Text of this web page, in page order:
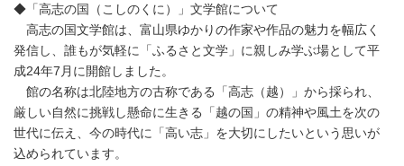
◆「高志の国（こしのくに）」文学館について
高志の国文学館は、富山県ゆかりの作家や作品の魅力を幅広く
発信し、誰もが気軽に「ふるさと文学」に親しみ学ぶ場として平
成24年7月に開館しました。
館の名称は北陸地方の古称である「高志（越）」から採られ、
厳しい自然に挑戦し懸命に生きる「越の国」の精神や風土を次の
世代に伝え、今の時代に「高い志」を大切にしたいという思いが
込められています。